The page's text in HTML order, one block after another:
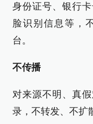
身份证号、银行
脸识别信息等，
台。
不传播
对来源不明、真
录，不转发、不扩